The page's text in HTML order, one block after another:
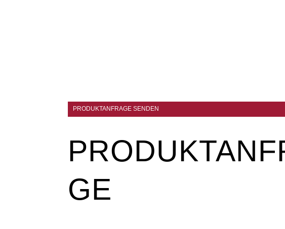
PRODUKTANFRAGE SENDEN
GE